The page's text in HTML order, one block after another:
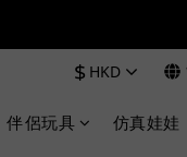
$ HKD
伴侶玩具 仿真娃娃